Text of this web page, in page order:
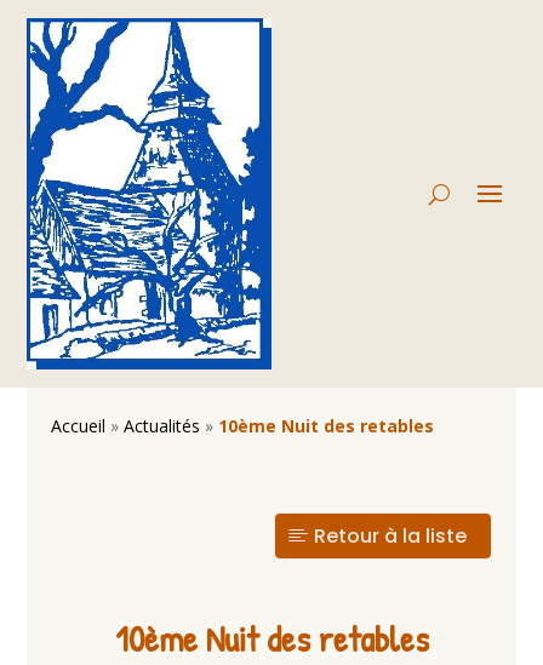
Accueil »Actualités » 10ème Nuit des retables
Retour à la liste
10ème Nuit des retables